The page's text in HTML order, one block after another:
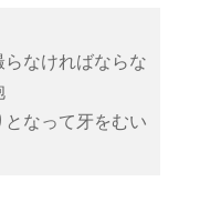
なければならな
なって牙をむい